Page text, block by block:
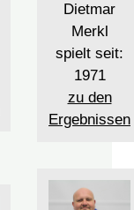
Dietmar
Merkl
spielt seit:
1971
zu den
Ergebnissen